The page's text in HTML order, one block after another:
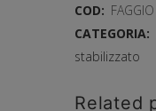
COD:
CATEGORIA:
stabilizzato
Related